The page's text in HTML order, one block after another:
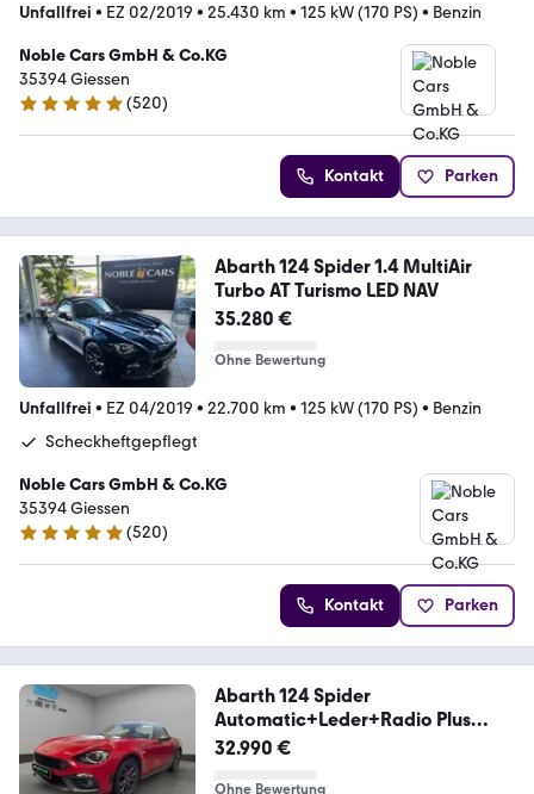
Unfallfrei • EZ 02/2019 • 25.430 km • 125 kW (170 PS) • Benzin
Noble Cars GmbH & Co.KG
35394 Giessen
4.9 Sterne
(520)
Kontakt Parken
Abarth 124 Spider 1.4 MultiAir
Turbo AT Turismo LED NAV
35.280 €
Ohne Bewertung
Unfallfrei • EZ 04/2019 • 22.700 km • 125 kW (170 PS) • Benzin
Scheckheftgepflegt
Noble Cars GmbH & Co.KG
35394 Giessen
4.9 Sterne
(520)
Kontakt Parken
Abarth 124 Spider
Automatic+Leder+Radio Plus
Paket+
32.990 €
Ohne Bewertung